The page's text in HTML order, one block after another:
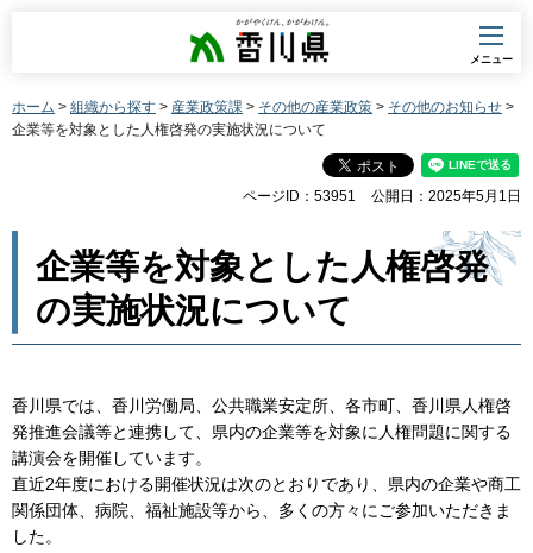
香川県
メニュー
ホーム > 組織から探す > 産業政策課 > その他の産業政策 > その他のお知らせ >
企業等を対象とした人権啓発の実施状況について
ページID：53951 公開日：2025年5月1日
企業等を対象とした人権啓発
の実施状況について
香川県では、香川労働局、公共職業安定所、各市町、香川県人権啓
発推進会議等と連携して、県内の企業等を対象に人権問題に関する
講演会を開催しています。
直近2年度における開催状況は次のとおりであり、県内の企業や商工
関係団体、病院、福祉施設等から、多くの方々にご参加いただきま
した。